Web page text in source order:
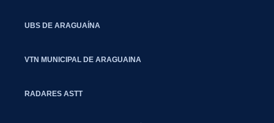
UBS DE ARAGUAÍNA
VTN MUNICIPAL DE ARAGUAINA
RADARES ASTT